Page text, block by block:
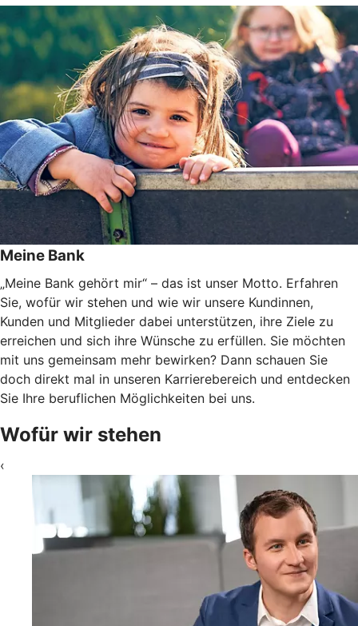
Meine Bank
„Meine Bank gehört mir“ – das ist unser Motto. Erfahren
Sie, wofür wir stehen und wie wir unsere Kundinnen,
Kunden und Mitglieder dabei unterstützen, ihre Ziele zu
erreichen und sich ihre Wünsche zu erfüllen. Sie möchten
mit uns gemeinsam mehr bewirken? Dann schauen Sie
doch direkt mal in unseren Karrierebereich und entdecken
Sie Ihre beruflichen Möglichkeiten bei uns.
Wofür wir stehen
‹